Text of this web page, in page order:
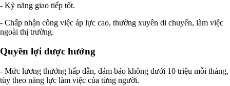
- Kỹ năng giao tiếp tốt.
- Chấp nhận công việc áp lực cao, thường xuyên di chuyển, làm việc
ngoài thị trường.
Quyền lợi được hưởng
- Mức lương thưởng hấp dẫn, đảm bảo không dưới 10 triệu mỗi tháng,
tùy theo năng lực làm việc của từng người.